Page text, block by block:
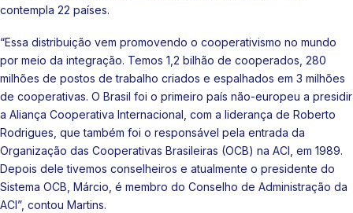
contempla 22 países.
“Essa distribuição vem promovendo o cooperativismo no mundo
por meio da integração. Temos 1,2 bilhão de cooperados, 280
milhões de postos de trabalho criados e espalhados em 3 milhões
de cooperativas. O Brasil foi o primeiro país não-europeu a presidir
a Aliança Cooperativa Internacional, com a liderança de Roberto
Rodrigues, que também foi o responsável pela entrada da
Organização das Cooperativas Brasileiras (OCB) na ACI, em 1989.
Depois dele tivemos conselheiros e atualmente o presidente do
Sistema OCB, Márcio, é membro do Conselho de Administração da
ACI”, contou Martins.